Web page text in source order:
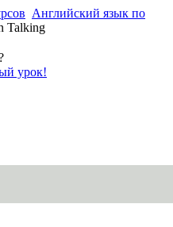
урок!
Английский язык по
Talking